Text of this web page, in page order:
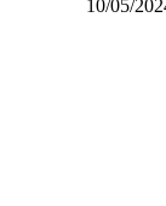
10/05/